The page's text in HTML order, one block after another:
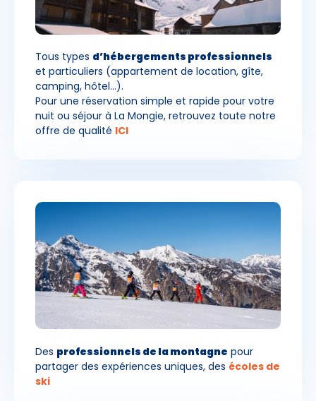
Tous types d’hébergements professionnels
et particuliers (appartement de location, gîte,
camping, hôtel...).
Pour une réservation simple et rapide pour votre
nuit ou séjour à La Mongie, retrouvez toute notre
offre de qualité ICI
Des professionnels de la montagne pour
partager des expériences uniques, des écoles de
ski